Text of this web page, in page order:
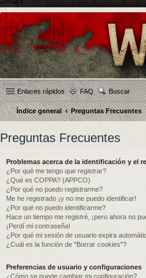
Enlaces rápidos FAQ Buscar
Índice general Preguntas Frecuentes
Preguntas Frecuentes
Problemas acerca de la identificación y el
¿Por qué me tengo que registrar?
¿Qué es COPPA? (APPCO)
¿Por qué no puedo registrarme?
Me he registrado ¡y no me puedo identificar!
¿Por qué no puedo identificarme?
Hace un tiempo me registré, ¡pero ahora no
¡Perdí mi contraseña!
¿Por qué mi sesión de usuario expira
¿Cuál es la función de "Borrar cookies"?
Preferencias de usuario y configuraciones
¿Cómo se puede cambiar mi configuración?